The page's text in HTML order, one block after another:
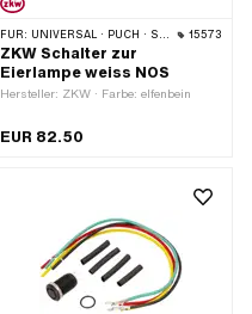
FÜR: UNIVERSAL · PUCH · SACHS 15573
ZKW Schalter zur
Eierlampe weiss NOS
Hersteller: ZKW · Farbe: elfenbein
EUR 82.50